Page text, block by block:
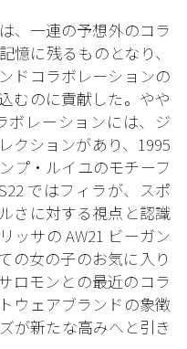
、一連の予想外のコラ
憶に残るものとなり、
ドコラボレーションの
むのに貢献した。やや
ボレーションには、ジ
クションがあり、1995
プ・ルイユのモチーフ
ではフィラが、スポ
さに対する視点と認識
ッサの AW21 ビーガン
の女の子のお気に入り
ロモンとの最近のコラ
ウェアブランドの象徴
が新たな高みへと引き